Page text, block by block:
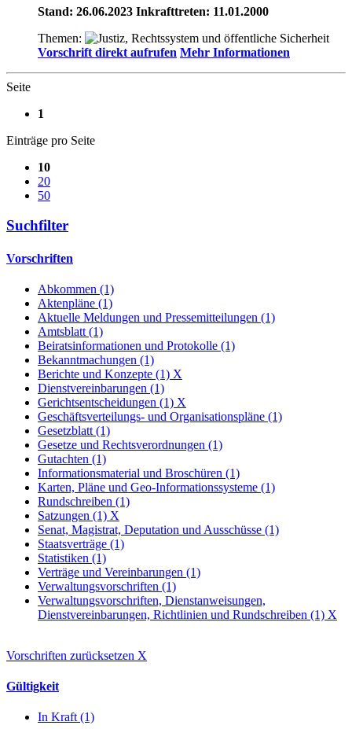
Stand: 26.06.2023 Inkrafttreten: 11.01.2000
Themen:
Vorschrift direkt aufrufen Mehr Informationen
Seite
1
Einträge pro Seite
10
20
50
Suchfilter
Vorschriften
Abkommen (1)
Aktenpläne (1)
Aktuelle Meldungen und Pressemitteilungen (1)
Amtsblatt (1)
Beiratsinformationen und Protokolle (1)
Bekanntmachungen (1)
Berichte und Konzepte (1) X
Dienstvereinbarungen (1)
Gerichtsentscheidungen (1) X
Geschäftsverteilungs- und Organisationspläne (1)
Gesetzblatt (1)
Gesetze und Rechtsverordnungen (1)
Gutachten (1)
Informationsmaterial und Broschüren (1)
Karten, Pläne und Geo-Informationssysteme (1)
Rundschreiben (1)
Satzungen (1) X
Senat, Magistrat, Deputation und Ausschüsse (1)
Staatsverträge (1)
Statistiken (1)
Verträge und Vereinbarungen (1)
Verwaltungsvorschriften (1)
Verwaltungsvorschriften, Dienstanweisungen,
Dienstvereinbarungen, Richtlinien und Rundschreiben (1) X
Vorschriften zurücksetzen X
Gültigkeit
In Kraft (1)